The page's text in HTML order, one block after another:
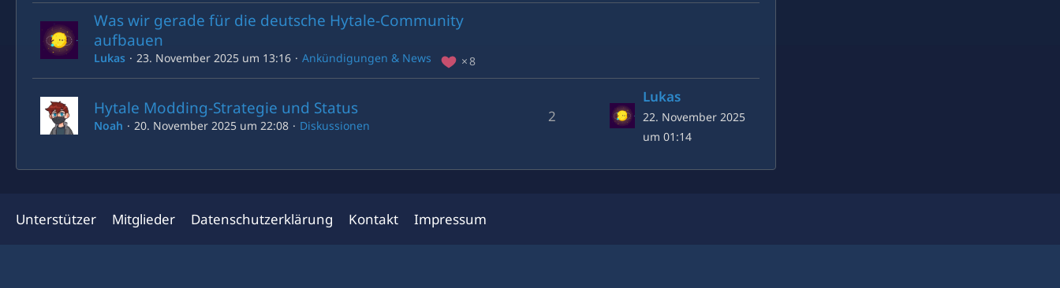
Was wir gerade für die deutsche Hytale-Community
aufbauen
8
Lukas 23. November 2025 um 13:16 Ankündigungen & News
Hytale Modding-Strategie und Status
Noah 20. November 2025 um 22:08 Diskussionen
2
Lukas
22. November 2025
um 01:14
Unterstützer Mitglieder Datenschutzerklärung Kontakt Impressum